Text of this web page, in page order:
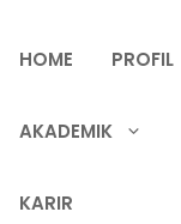
HOME PROFIL
AKADEMIK
KARIR